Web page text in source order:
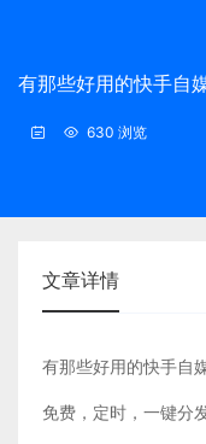
有那些好用的快手自
630 浏览
文章详情
有那些好用的快手自
免费，定时，一键分